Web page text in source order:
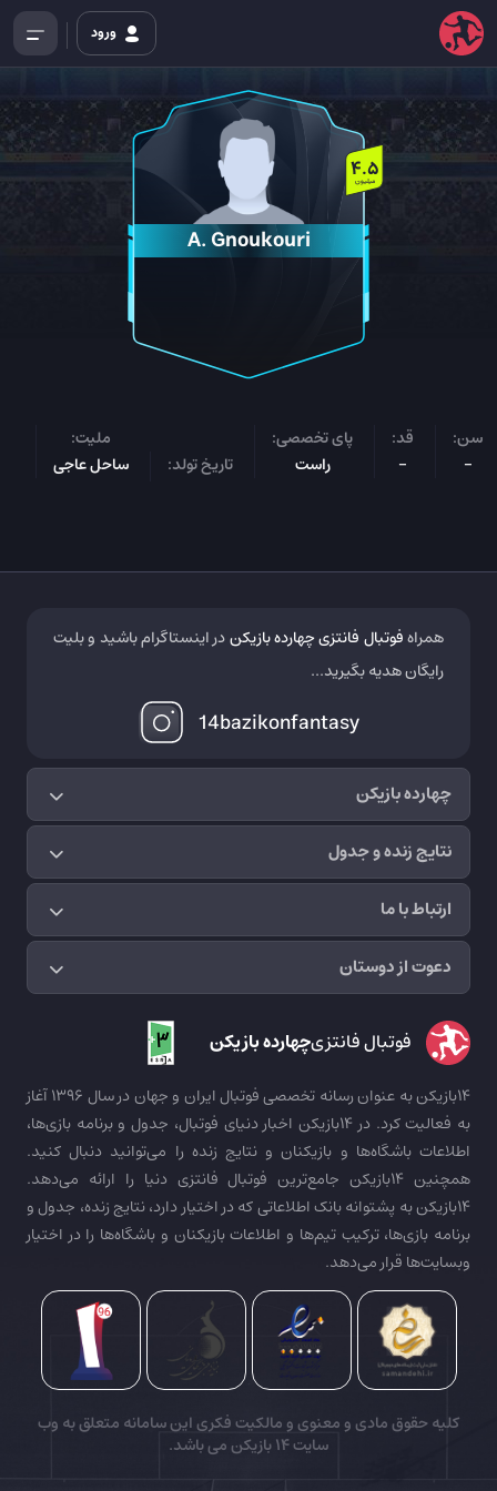
ورود
A. Gnoukouri
4.5
میلیون
سن:
-
قد:
-
پای تخصصی:
راست
تاریخ تولد:
ملیت:
ساحل عاجی
چهارده بازیکن
نتایج زنده و جدول
ارتباط با ما
دعوت از دوستان
همراهفوتبال فانتزی چهارده بازیکندر اینستاگرام باشید و بلیت
رایگان هدیه بگیرید...
14bazikonfantasy
فوتبال فانتزیچهارده بازیکن
14بازیکن به عنوان رسانه تخصصی فوتبال ایران و جهان در سال 1396 آغاز
به فعالیت کرد. در 14بازیکن اخبار دنیای فوتبال، جدول و برنامه بازی‌ها،
اطلاعات باشگاه‌ها و بازیکنان و نتایج زنده را می‌توانید دنبال کنید.
همچنین 14بازیکن جامع‌ترین فوتبال فانتزی دنیا را ارائه می‌دهد.
14بازیکن به پشتوانه بانک اطلاعاتی که در اختیار دارد، نتایج زنده، جدول و
برنامه بازی‌ها، ترکیب تیم‌ها و اطلاعات بازیکنان و باشگاه‌ها را در اختیار
وبسایت‌ها قرار می‌دهد.
کلیه حقوق مادی و معنوی و مالکیت فکری این سامانه متعلق به وب
سایت14 بازیکن می باشد.